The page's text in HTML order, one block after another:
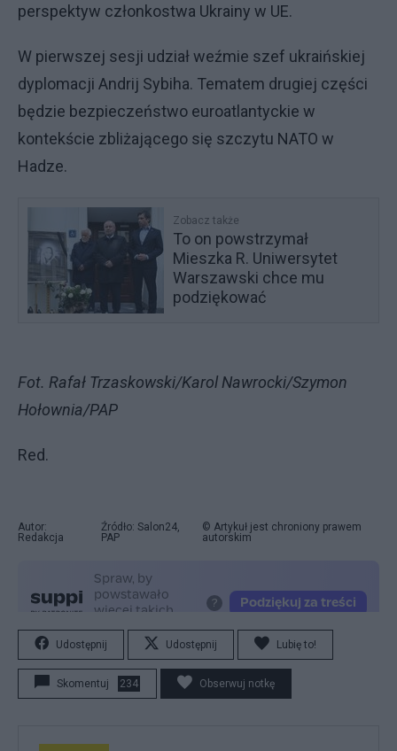
perspektyw członkostwa Ukrainy w UE.
W pierwszej sesji udział weźmie szef ukraińskiej
dyplomacji Andrij Sybiha. Tematem drugiej części
będzie bezpieczeństwo euroatlantyckie w
kontekście zbliżającego się szczytu NATO w
Hadze.
Zobacz także
To on powstrzymał
Mieszka R. Uniwersytet
Warszawski chce mu
podziękować
Fot. Rafał Trzaskowski/Karol Nawrocki/Szymon
Hołownia/PAP
Red.
Autor:
Redakcja
Źródło: Salon24,
PAP
© Artykuł jest chroniony prawem
autorskim
Udostępnij Udostępnij Lubię to!
Skomentuj 234 Obserwuj notkę